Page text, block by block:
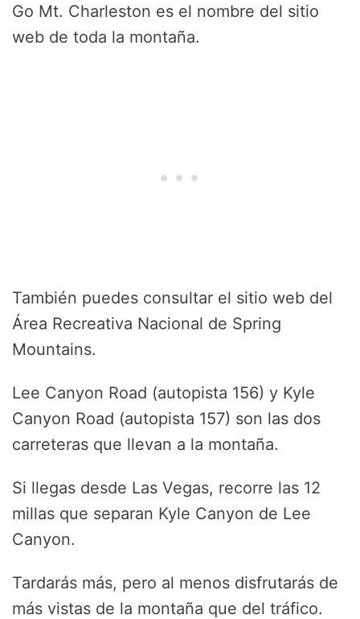
Go Mt. Charleston es el nombre del sitio
web de toda la montaña.
También puedes consultar el sitio web del
Área Recreativa Nacional de Spring
Mountains.
Lee Canyon Road (autopista 156) y Kyle
Canyon Road (autopista 157) son las dos
carreteras que llevan a la montaña.
Si llegas desde Las Vegas, recorre las 12
millas que separan Kyle Canyon de Lee
Canyon.
Tardarás más, pero al menos disfrutarás de
más vistas de la montaña que del tráfico.